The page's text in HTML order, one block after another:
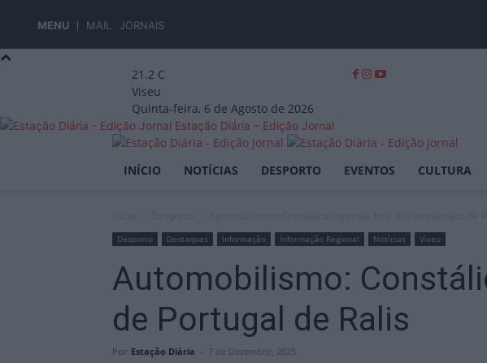
MENU MAIL JORNAIS
21.2 C
Viseu
Quinta-feira, 6 de Agosto de 2026
Estação Diária – Edição Jornal
INÍCIO NOTÍCIAS DESPORTO EVENTOS CULTURA
Desporto Destaques Informação Informação Regional Notícias Viseu
Automobilismo:
de Portugal de Ralis
Por Estação Diária - 7 de Dezembro, 2025